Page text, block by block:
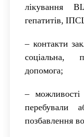
лікування
гепатитів,
– контакти
соціальна,
допомога;
– можливості
перебували
позбавлення